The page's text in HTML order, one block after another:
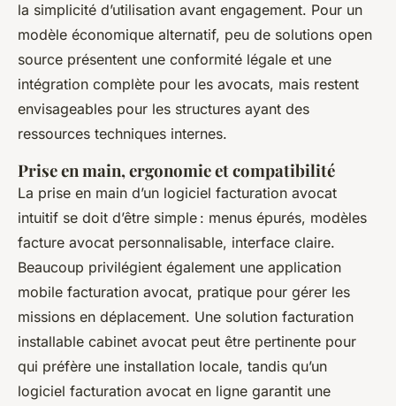
la simplicité d’utilisation avant engagement. Pour un
modèle économique alternatif, peu de solutions open
source présentent une conformité légale et une
intégration complète pour les avocats, mais restent
envisageables pour les structures ayant des
ressources techniques internes.
Prise en main, ergonomie et compatibilité
La prise en main d’un logiciel facturation avocat
intuitif se doit d’être simple : menus épurés, modèles
facture avocat personnalisable, interface claire.
Beaucoup privilégient également une application
mobile facturation avocat, pratique pour gérer les
missions en déplacement. Une solution facturation
installable cabinet avocat peut être pertinente pour
qui préfère une installation locale, tandis qu’un
logiciel facturation avocat en ligne garantit une